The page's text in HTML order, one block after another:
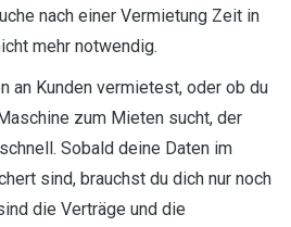
nach einer Vermietung Zeit in
mehr notwendig.
an Kunden vermietest, oder ob du
zum Mieten sucht, der
Sobald deine Daten im
sind, brauchst du dich nur noch
die Verträge und die